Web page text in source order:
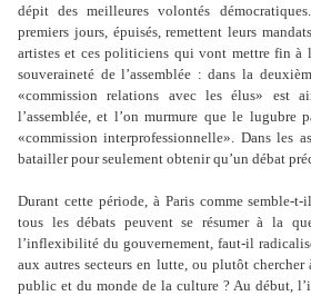
dépit des meilleures volontés
premiers jours, épuisés, remettent leurs
artistes et ces politiciens qui vont mettre fin à
souveraineté de l’assemblée : dans la
«commission relations avec les élus» est
l’assemblée, et l’on murmure que le
«commission interprofessionnelle». Dans les
batailler pour seulement obtenir qu’un débat
Durant cette période, à Paris comme semble-
tous les débats peuvent se résumer à la
l’inflexibilité du gouvernement, faut-il
aux autres secteurs en lutte, ou plutôt
public et du monde de la culture ? Au début,